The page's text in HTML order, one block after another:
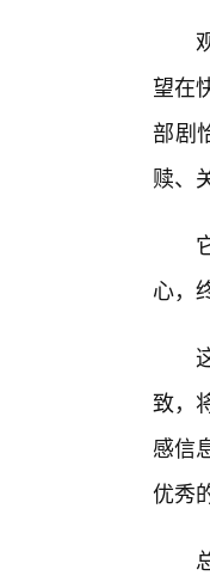
望在
部剧
赎、
心，
致，
感信
优秀